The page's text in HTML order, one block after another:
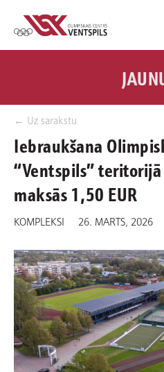
← Uz sarakstu
Iebraukšana
“Ventspils”
maksās 1,50 EUR
KOMPLEKSI 26. MARTS, 2026